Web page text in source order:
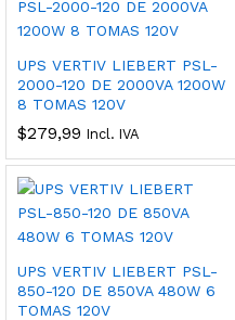
UPS VERTIV LIEBERT PSL-
2000-120 DE 2000VA 1200W
8 TOMAS 120V
$279,99 Incl. IVA
UPS VERTIV LIEBERT PSL-
850-120 DE 850VA 480W 6
TOMAS 120V